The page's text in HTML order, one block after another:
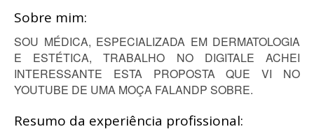
Sobre mim:
SOU MÉDICA, ESPECIALIZADA EM DERMATOLOGIA
E ESTÉTICA, TRABALHO NO DIGITALE ACHEI
INTERESSANTE ESTA PROPOSTA QUE VI NO
YOUTUBE DE UMA MOÇA FALANDP SOBRE.
Resumo da experiência profissional: